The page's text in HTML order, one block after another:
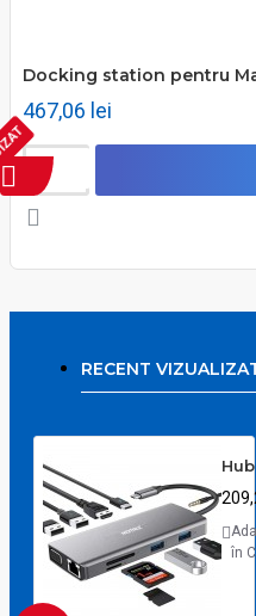
Docking station pentru
467,06 lei
RECENT
în